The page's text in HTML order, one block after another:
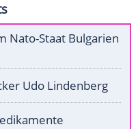
Nato-Staat Bulgarien
Udo Lindenberg